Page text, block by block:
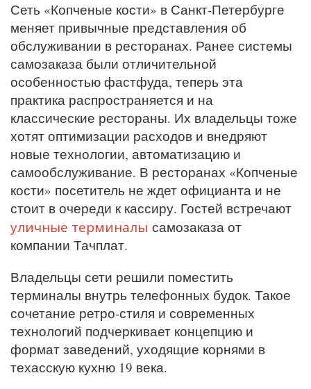
Сеть «Копченые кости» в Санкт-Петербурге
меняет привычные представления об
обслуживании в ресторанах. Ранее системы
самозаказа были отличительной
особенностью фастфуда, теперь эта
практика распространяется и на
классические рестораны. Их владельцы тоже
хотят оптимизации расходов и внедряют
новые технологии, автоматизацию и
самообслуживание. В ресторанах «Копченые
кости» посетитель не ждет официанта и не
стоит в очереди к кассиру. Гостей встречают
уличные терминалы самозаказа от
компании Тачплат.
Владельцы сети решили поместить
терминалы внутрь телефонных будок. Такое
сочетание ретро-стиля и современных
технологий подчеркивает концепцию и
формат заведений, уходящие корнями в
техасскую кухню 19 века.